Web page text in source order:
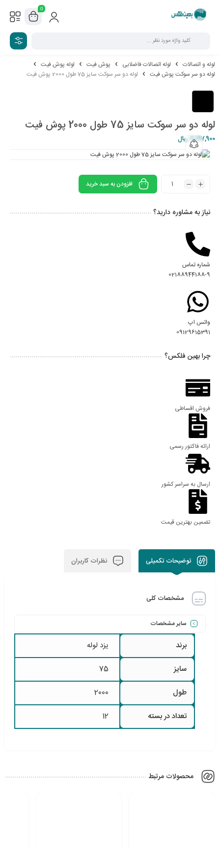
0
لوله و اتصالات لوله اتصالات فاضلابی پوش فیت
لوله پوش فیت
لوله دو سر سوکت پوش فیت
لوله دو سر سوکت سایز 75 طول 2000 پوش فیت
لوله دو سر سوکت سایز 75 طول 2000 پوش فیت
2,197,900 ریال
افزودن به سبد خرید
نیاز به مشاوره دارید؟
شماره تماس
02188944188-9
واتس اپ
09129615391
چرا بهین فلکس؟
فروش اقساطی
ارائه فاکتور رسمی
ارسال به سراسر کشور
تضمین بهترین قیمت
توضیحات تکمیلی نظرات کاربران
مشخصات کلی
سایر مشخصات
برند
یزد لوله
سایز
75
طول
2000
تعداد در بسته
12
محصولات مرتبط